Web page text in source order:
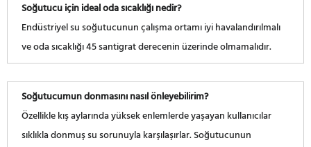
Soğutucu için ideal oda sıcaklığı nedir?
Endüstriyel su soğutucunun çalışma ortamı iyi havalandırılmalı
ve oda sıcaklığı 45 santigrat derecenin üzerinde olmamalıdır.
Soğutucumun donmasını nasıl önleyebilirim?
Özellikle kış aylarında yüksek enlemlerde yaşayan kullanıcılar
sıklıkla donmuş su sorunuyla karşılaşırlar. Soğutucunun